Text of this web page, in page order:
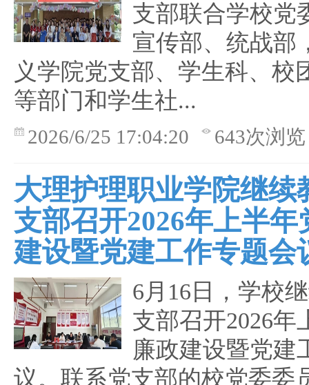
支部联合学校党
宣传部、统战部
义学院党支部、学生科、校
等部门和学生社...
2026/6/25 17:04:20 643次浏览
大理护理职业学院继续
支部召开2026年上半年
建设暨党建工作专题会
6月16日，学校
支部召开2026年
廉政建设暨党建
议。联系党支部的校党委委